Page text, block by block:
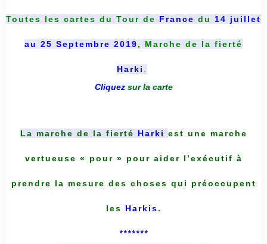
Toutes les cartes du Tour de France du 14 juillet
au 25 Septembre 2019, Marche de la fierté
Harki .
Cliquez sur la carte
La marche de la fierté Harki est une marche
vertueuse « pour » pour aider l’exécutif à
prendre la mesure des choses qui préoccupent
les Harkis.
*******